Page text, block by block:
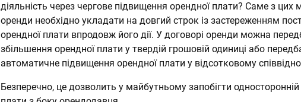
діяльність через чергове підвищення орендної плати? Саме з цих
оренди необхідно укладати на довгий строк із застереженням
орендної плати впродовж його дії. У договорі оренди можна
збільшення орендної плати у твердій грошовій одиниці або
автоматичне підвищення орендної плати у відсотковому
Безперечно, це дозволить у майбутньому запобігти односторонній